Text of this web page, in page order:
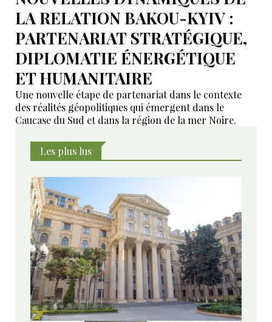
LA RELATION BAKOU-KYIV :
PARTENARIAT STRATÉGIQUE,
DIPLOMATIE ÉNERGÉTIQUE
ET HUMANITAIRE
Une nouvelle étape de partenariat dans le contexte
des réalités géopolitiques qui émergent dans le
Caucase du Sud et dans la région de la mer Noire.
Les plus lus